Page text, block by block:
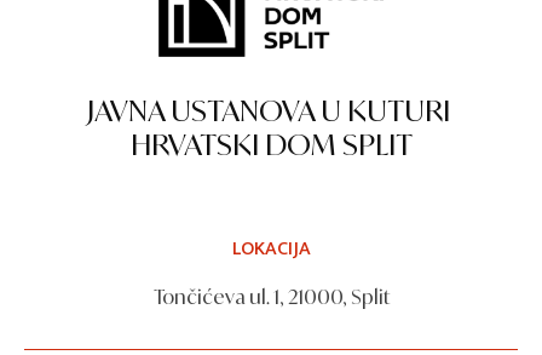
JAVNA USTANOVA U KUTURI
HRVATSKI DOM SPLIT
LOKACIJA
Tončićeva ul. 1, 21000, Split